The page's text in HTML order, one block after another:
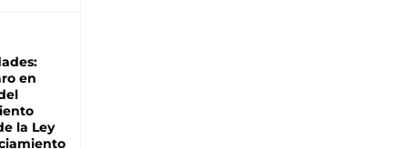
en
la Ley